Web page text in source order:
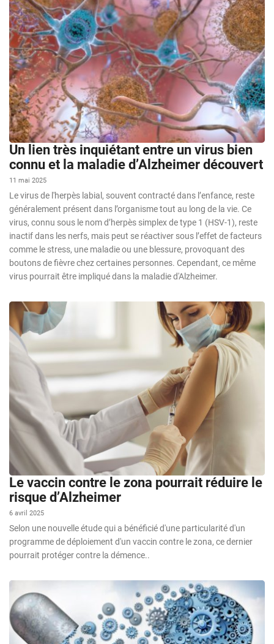
Un lien très inquiétant entre un virus bien
connu et la maladie d’Alzheimer découvert
11 mai 2025
Le virus de l'herpès labial, souvent contracté dans l’enfance, reste
généralement présent dans l’organisme tout au long de la vie. Ce
virus, connu sous le nom d’herpès simplex de type 1 (HSV-1), reste
inactif dans les nerfs, mais peut se réactiver sous l’effet de facteurs
comme le stress, une maladie ou une blessure, provoquant des
boutons de fièvre chez certaines personnes. Cependant, ce même
virus pourrait être impliqué dans la maladie d'Alzheimer.
Le vaccin contre le zona pourrait réduire le
risque d’Alzheimer
6 avril 2025
Selon une nouvelle étude qui a bénéficié d'une particularité d'un
programme de déploiement d'un vaccin contre le zona, ce dernier
pourrait protéger contre la démence..